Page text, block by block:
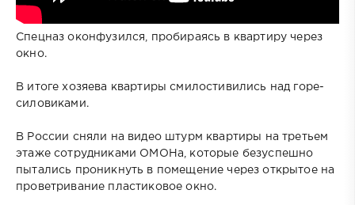
Спецназ оконфузился, пробираясь в квартиру через
окно.
В итоге хозяева квартиры смилостивились над горе-
силовиками.
В России сняли на видео штурм квартиры на третьем
этаже сотрудниками ОМОНа, которые безуспешно
пытались проникнуть в помещение через открытое на
проветривание пластиковое окно.